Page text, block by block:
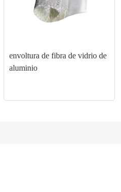
envoltura de fibra de vidrio de
aluminio